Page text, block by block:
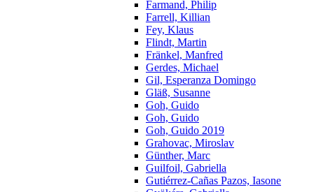
Farmand, Philip
Farrell, Killian
Fey, Klaus
Flindt, Martin
Fränkel, Manfred
Gerdes, Michael
Gil, Esperanza Domingo
Gläß, Susanne
Goh, Guido
Goh, Guido
Goh, Guido 2019
Grahovac, Miroslav
Günther, Marc
Guilfoil, Gabriella
Gutiérrez-Cañas Pazos, Iasone